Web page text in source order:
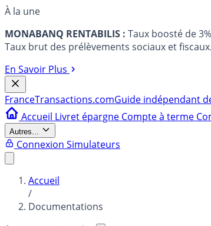
À la une
MONABANQ RENTABILIS : Taux boosté de
Taux brut des prélèvements sociaux et
En Savoir Plus
FranceTransactions.comGuide indépendant
Accueil Livret épargne Compte à terme
Autres...
Connexion Simulateurs
Accueil
/
Documentations